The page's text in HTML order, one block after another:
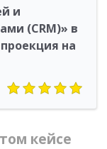
и
(CRM)» в
на
кейсе